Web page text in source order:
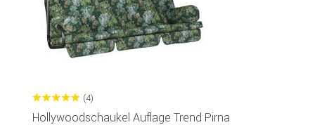
(4)
Hollywoodschaukel Auflage Trend Pirna